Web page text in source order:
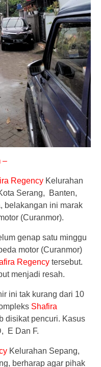
–
Regency Kelurahan
Serang, Banten,
belakangan ini marak
(Curanmor).
genap satu minggu
motor (Curanmor)
Regency tersebut.
menjadi resah.
ini tak kurang dari 10
Shafira
disikat pencuri. Kasus
E Dan F.
Kelurahan Sepang,
berharap agar pihak